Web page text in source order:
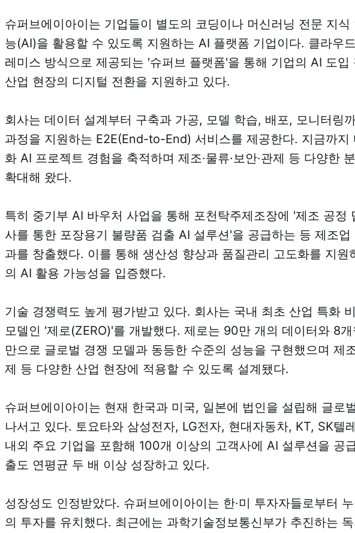
슈퍼브에이아이는 기업들이 별도의 코딩이나 머신러닝 전문 지식
능(AI)을 활용할 수 있도록 지원하는 AI 플랫폼 기업이다. 클라우
레미스 방식으로 제공되는 '슈퍼브 플랫폼'을 통해 기업의 AI 도입
산업 현장의 디지털 전환을 지원하고 있다.
회사는 데이터 설계부터 구축과 가공, 모델 학습, 배포, 모니터링
과정을 지원하는 E2E(End-to-End) 서비스를 제공한다. 지금까지
화 AI 프로젝트 경험을 축적하며 제조·물류·보안·관제 등 다양한
확대해 왔다.
특히 중기부 AI 바우처 사업을 통해 포천탁주제조장에 '제조 공정
사를 통한 포장용기 불량품 검출 AI 설루션'을 공급하는 등 제조업
과를 창출했다. 이를 통해 생산성 향상과 품질관리 고도화를 지원
의 AI 활용 가능성을 입증했다.
기술 경쟁력도 높게 평가받고 있다. 회사는 국내 최초 산업 특화
모델인 '제로(ZERO)'를 개발했다. 제로는 90만 개의 데이터와 8
만으로 글로벌 경쟁 모델과 동등한 수준의 성능을 구현했으며 제조
제 등 다양한 산업 현장에 적용할 수 있도록 설계됐다.
슈퍼브에이아이는 현재 한국과 미국, 일본에 법인을 설립해 글로
나서고 있다. 토요타와 삼성전자, LG전자, 현대자동차, KT, SK텔
내외 주요 기업을 포함해 100개 이상의 고객사에 AI 설루션을 공
출도 연평균 두 배 이상 성장하고 있다.
성장성도 인정받았다. 슈퍼브에이아이는 한·미 투자자들로부터
의 투자를 유치했다. 최근에는 과학기술정보통신부가 추진하는